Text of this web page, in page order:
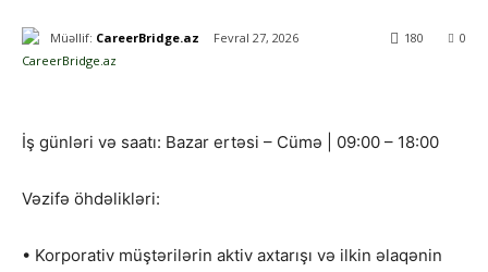
Müəllif: CareerBridge.az Fevral 27, 2026 0
180
İş günləri və saatı: Bazar ertəsi – Cümə | 09:00 – 18:00
Vəzifə öhdəlikləri:
• Korporativ müştərilərin aktiv axtarışı və ilkin əlaqənin